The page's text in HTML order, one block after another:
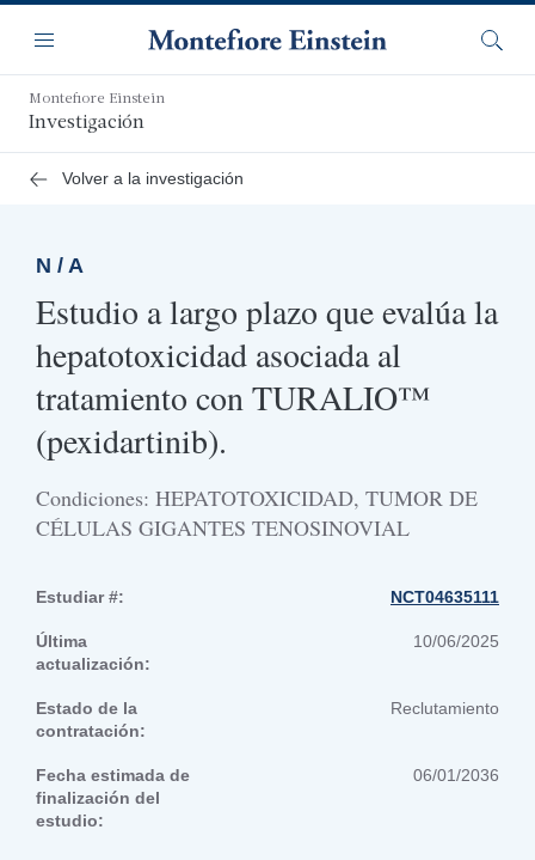
contenido
principal
Navegación
Menú
Montefiore Einstein
Investigación
Volver a la investigación
N / A
Estudio a largo plazo que evalúa la
hepatotoxicidad asociada al
tratamiento con TURALIO™
(pexidartinib).
Condiciones: HEPATOTOXICIDAD, TUMOR DE
CÉLULAS GIGANTES TENOSINOVIAL
Estudiar #: NCT04635111
Última
actualización:
10/06/2025
Estado de la
contratación:
Reclutamiento
Fecha estimada de
finalización del
estudio:
06/01/2036